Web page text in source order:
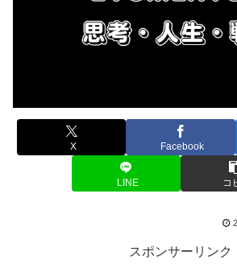
X Facebook
LINE コ
スポンサーリンク